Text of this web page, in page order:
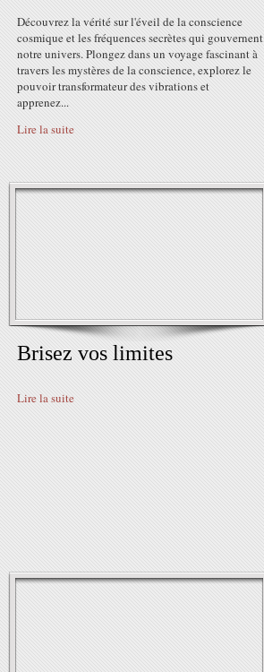
Découvrez la vérité sur l'éveil de la conscience
cosmique et les fréquences secrètes qui gouvernent
notre univers. Plongez dans un voyage fascinant à
travers les mystères de la conscience, explorez le
pouvoir transformateur des vibrations et
apprenez...
Lire la suite
Brisez vos limites
Lire la suite